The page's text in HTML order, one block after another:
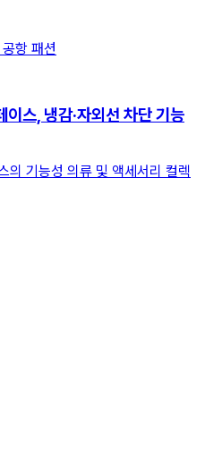
스, 냉감·자외선 차단 기능
의 기능성 의류 및 액세서리 컬렉